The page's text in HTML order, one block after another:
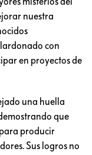
nuestra
con
en proyectos de
una huella
que
producir
Sus logros no